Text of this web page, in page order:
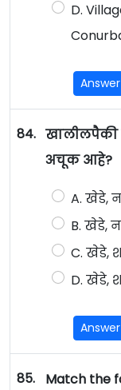
D.
Answer
84. खालीलपैकी
अचूक आहे?
A. खेडे,
B. खेडे,
C. खेडे,
D. खेडे,
Answer
85.
Match the